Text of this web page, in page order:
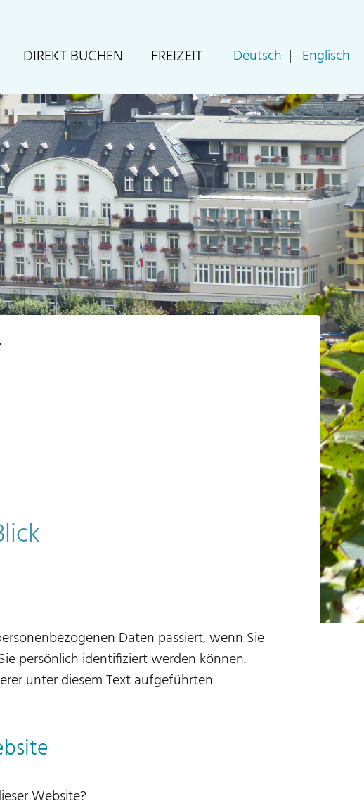
DIREKT BUCHEN FREIZEIT Deutsch Englisch
Daten passiert, wenn Sie
persönlich identifiziert werden können.
unter diesem Text aufgeführten